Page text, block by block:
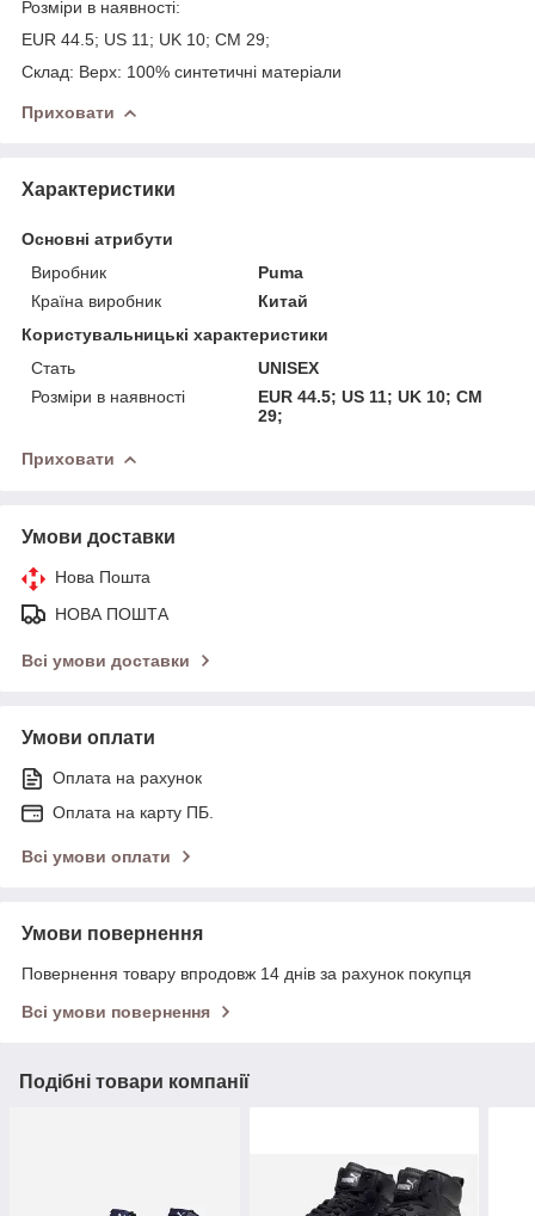
Розміри в наявності:
EUR 44.5; US 11; UK 10; CM 29;
Склад: Верх: 100% синтетичні матеріали
Приховати
Характеристики
Основні атрибути
Виробник
Puma
Країна виробник
Китай
Користувальницькі характеристики
Стать
UNISEX
Розміри в наявності
EUR 44.5; US 11; UK 10; CM
29;
Приховати
Умови доставки
Нова Пошта
НОВА ПОШТА
Всі умови доставки
Умови оплати
Оплата на рахунок
Оплата на карту ПБ.
Всі умови оплати
Умови повернення
Повернення товару впродовж 14 днів за рахунок покупця
Всі умови повернення
Подібні товари компанії